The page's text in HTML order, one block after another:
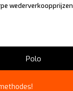
wederverkoopprijzen
Polo